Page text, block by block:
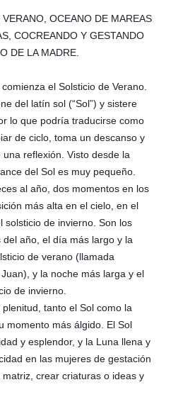
OCEANO DE MAREAS
COCREANDO Y GESTANDO
DE LA MADRE.
el Solsticio de Verano.
del latín sol (“Sol”) y sistere
lo que podría traducirse como
de ciclo, toma un descanso y
reflexión. Visto desde la
del Sol es muy pequeño.
al año, dos momentos en los
más alta en el cielo, en el
solsticio de invierno. Son los
año, el día más largo y la
de verano (llamada
y la noche más larga y el
de invierno.
tanto el Sol como la
momento más álgido. El Sol
y esplendor, y la Luna llena y
en las mujeres de gestación
crear criaturas o ideas y